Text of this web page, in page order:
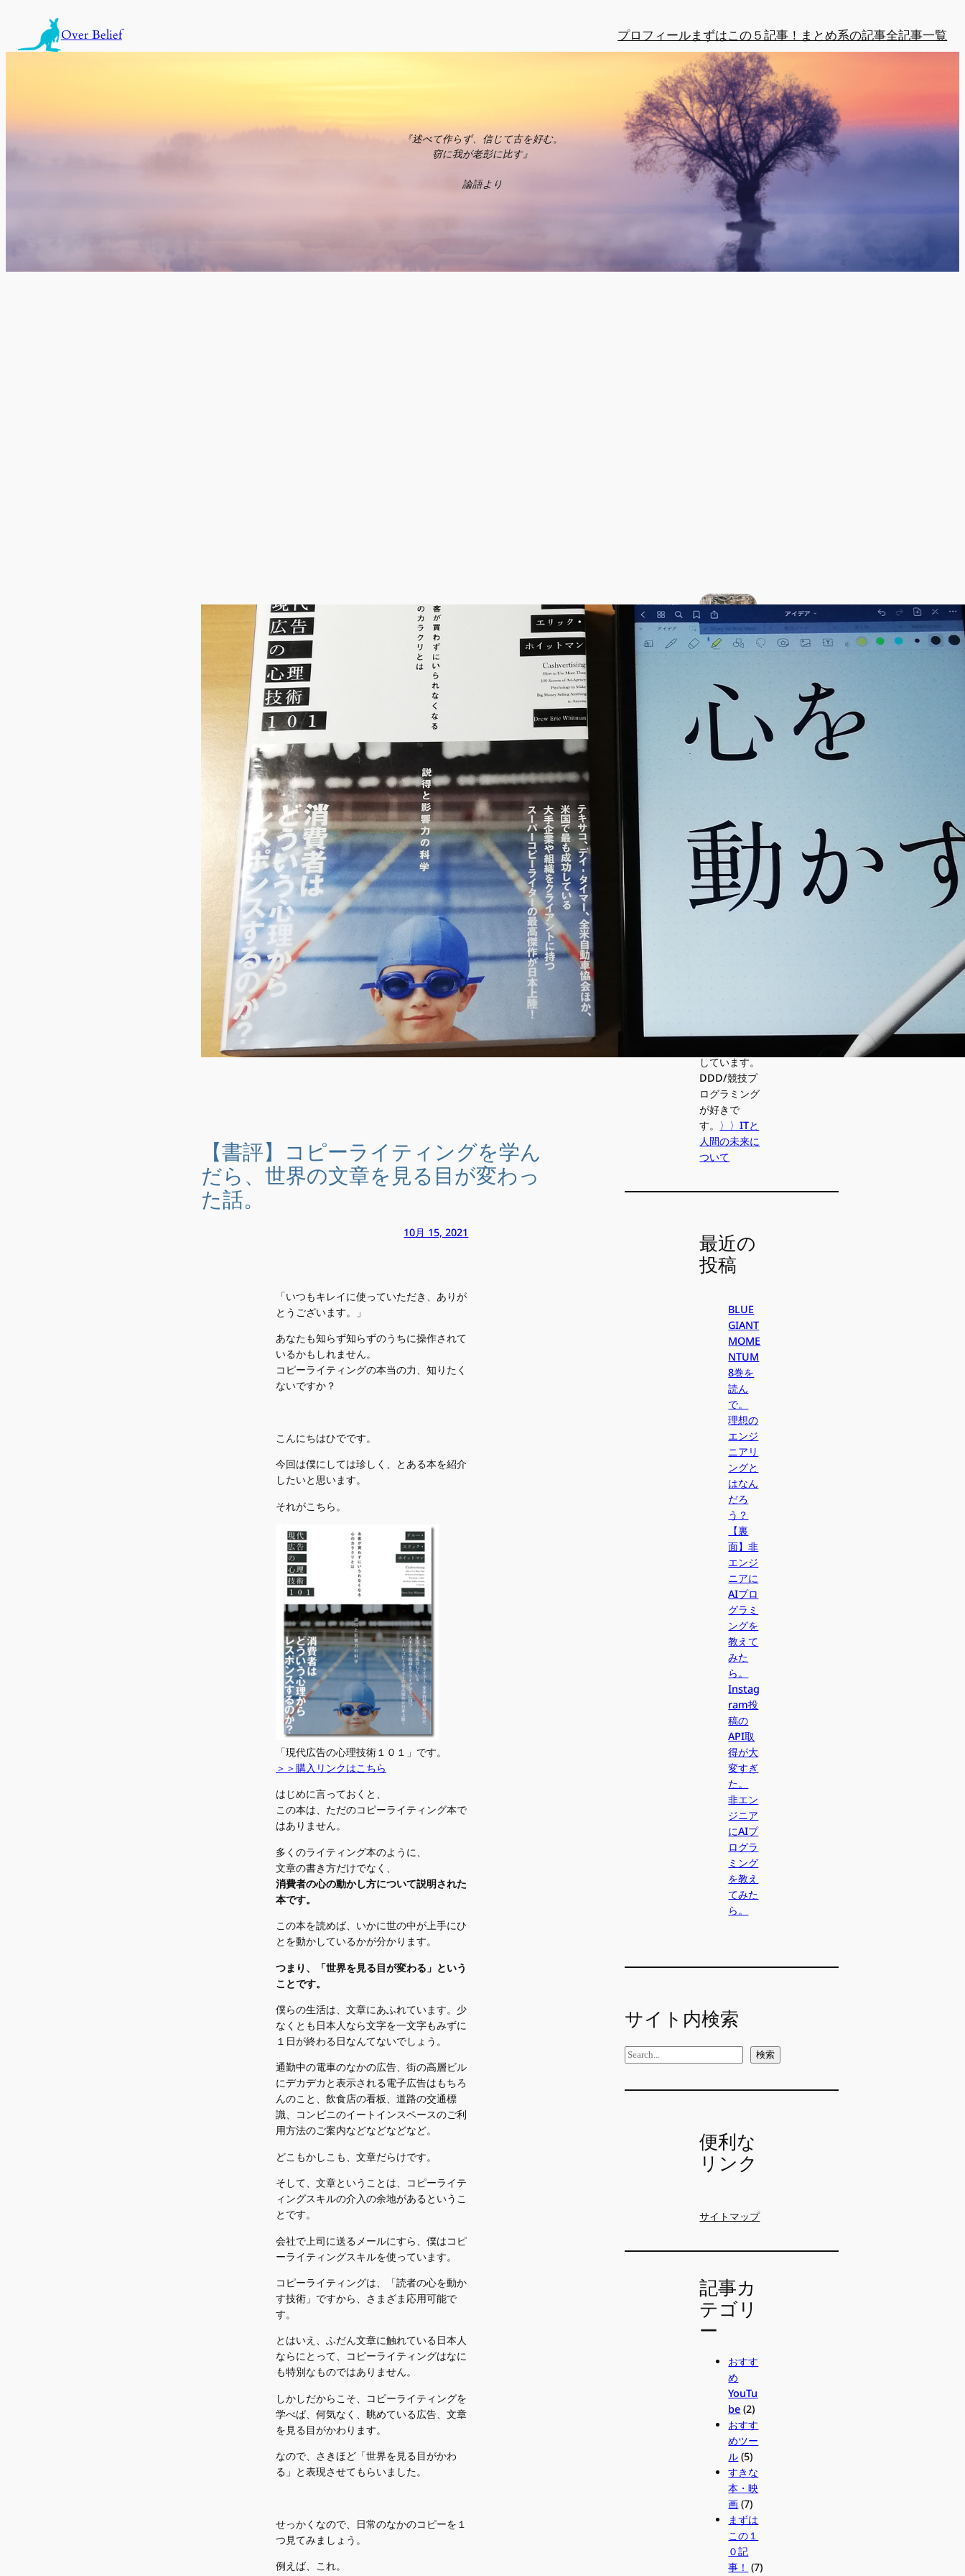
を
Over Belief プロフィールまずはこの５記事！ まとめ系の記事全記事一覧
『述べて作らず、信じて古を好む。
窃に我が老彭に比す』
論語より
【書評】コピーライティングを学ん
だら、世界の文章を見る目が変わっ
た話。
10月 15, 2021
「いつもキレイに使っていただき、ありが
とうございます。」
あなたも知らず知らずのうちに操作されて
いるかもしれません。
コピーライティングの本当の力、知りたく
ないですか？
こんにちはひでです。
今回は僕にしては珍しく、とある本を紹介
したいと思います。
それがこちら。
「現代広告の心理技術１０１」です。
＞＞購入リンクはこちら
はじめに言っておくと、
この本は、ただのコピーライティング本で
はありません。
多くのライティング本のように、
文章の書き方だけでなく、
消費者の心の動かし方について説明された
本です。
この本を読めば、いかに世の中が上手にひ
とを動かしているかが分かります。
つまり、「世界を見る目が変わる」という
ことです。
僕らの生活は、文章にあふれています。少
なくとも日本人なら文字を一文字もみずに
１日が終わる日なんてないでしょう。
通勤中の電車のなかの広告、街の高層ビル
にデカデカと表示される電子広告はもちろ
んのこと、飲食店の看板、道路の交通標
識、コンビニのイートインスペースのご利
用方法のご案内などなどなどなど。
どこもかしこも、文章だらけです。
そして、文章ということは、コピーライテ
ィングスキルの介入の余地があるというこ
とです。
会社で上司に送るメールにすら、僕はコピ
ーライティングスキルを使っています。
コピーライティングは、「読者の心を動か
す技術」ですから、さまざま応用可能で
す。
とはいえ、ふだん文章に触れている日本人
ならにとって、コピーライティングはなに
も特別なものではありません。
しかしだからこそ、コピーライティングを
学べば、何気なく、眺めている広告、文章
を見る目がかわります。
なので、さきほど「世界を見る目がかわ
る」と表現させてもらいました。
せっかくなので、日常のなかのコピーを１
つ見てみましょう。
例えば、これ。
書い
たひ
と
きるように」
日々、システ
ム開発した
り、農業した
り、餅つきし
たりして生活
しています。
DDD/競技プ
ログラミング
が好きで
す。 〉〉ITと
人間の未来に
ついて
最近の
投稿
BLUE
GIANT
MOME
NTUM
8巻を
読ん
で。
理想の
エンジ
ニアリ
ングと
はなん
だろ
う？
【裏
面】非
エンジ
ニアに
AIプロ
グラミ
ングを
教えて
みた
ら。
Instag
ram投
稿の
API取
得が大
変すぎ
た。
非エン
ジニア
にAIプ
ログラ
ミング
を教え
てみた
ら。
サイト内検索
検
検索
便利な
リンク
サイトマップ
記事カ
テゴリ
ー
おすす
め
YouTu
be (2)
おすす
めツー
ル (5)
すきな
本・映
画 (7)
まずは
この１
０記
事！ (7)